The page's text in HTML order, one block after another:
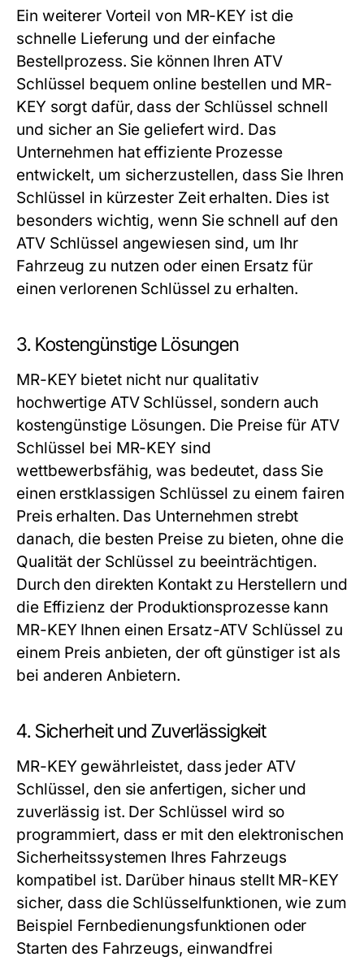
Ein weiterer Vorteil von MR-KEY ist die
schnelle Lieferung und der einfache
Bestellprozess. Sie können Ihren ATV
Schlüssel bequem online bestellen und MR-
KEY sorgt dafür, dass der Schlüssel schnell
und sicher an Sie geliefert wird. Das
Unternehmen hat effiziente Prozesse
entwickelt, um sicherzustellen, dass Sie Ihren
Schlüssel in kürzester Zeit erhalten. Dies ist
besonders wichtig, wenn Sie schnell auf den
ATV Schlüssel angewiesen sind, um Ihr
Fahrzeug zu nutzen oder einen Ersatz für
einen verlorenen Schlüssel zu erhalten.
3. Kostengünstige Lösungen
MR-KEY bietet nicht nur qualitativ
hochwertige ATV Schlüssel, sondern auch
kostengünstige Lösungen. Die Preise für ATV
Schlüssel bei MR-KEY sind
wettbewerbsfähig, was bedeutet, dass Sie
einen erstklassigen Schlüssel zu einem fairen
Preis erhalten. Das Unternehmen strebt
danach, die besten Preise zu bieten, ohne die
Qualität der Schlüssel zu beeinträchtigen.
Durch den direkten Kontakt zu Herstellern und
die Effizienz der Produktionsprozesse kann
MR-KEY Ihnen einen Ersatz-ATV Schlüssel zu
einem Preis anbieten, der oft günstiger ist als
bei anderen Anbietern.
4. Sicherheit und Zuverlässigkeit
MR-KEY gewährleistet, dass jeder ATV
Schlüssel, den sie anfertigen, sicher und
zuverlässig ist. Der Schlüssel wird so
programmiert, dass er mit den elektronischen
Sicherheitssystemen Ihres Fahrzeugs
kompatibel ist. Darüber hinaus stellt MR-KEY
sicher, dass die Schlüsselfunktionen, wie zum
Beispiel Fernbedienungsfunktionen oder
Starten des Fahrzeugs, einwandfrei